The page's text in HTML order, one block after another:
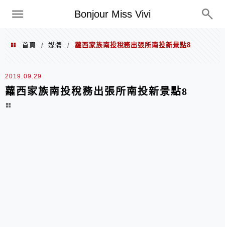
Bonjour Miss Vivi
選單
首頁 / 媒體 / 蘿西家族南投稅務出張所南投新景點8
2019.09.29
蘿西家族南投稅務出張所南投新景點8